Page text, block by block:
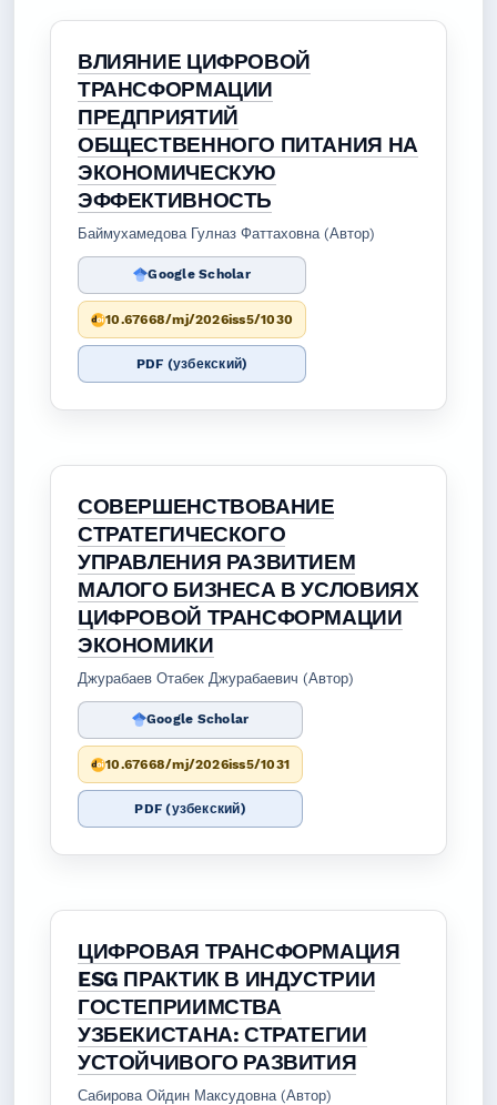
ВЛИЯНИЕ ЦИФРОВОЙ
ТРАНСФОРМАЦИИ
ПРЕДПРИЯТИЙ
ОБЩЕСТВЕННОГО ПИТАНИЯ НА
ЭКОНОМИЧЕСКУЮ
ЭФФЕКТИВНОСТЬ
Баймухамедова Гулназ Фаттаховна (Автор)
Google Scholar
10.67668/mj/2026iss5/1030
PDF (узбекский)
СОВЕРШЕНСТВОВАНИЕ
СТРАТЕГИЧЕСКОГО
УПРАВЛЕНИЯ РАЗВИТИЕМ
МАЛОГО БИЗНЕСА В УСЛОВИЯХ
ЦИФРОВОЙ ТРАНСФОРМАЦИИ
ЭКОНОМИКИ
Джурабаев Отабек Джурабаевич (Автор)
Google Scholar
10.67668/mj/2026iss5/1031
PDF (узбекский)
ЦИФРОВАЯ ТРАНСФОРМАЦИЯ
ESG ПРАКТИК В ИНДУСТРИИ
ГОСТЕПРИИМСТВА
УЗБЕКИСТАНА: СТРАТЕГИИ
УСТОЙЧИВОГО РАЗВИТИЯ
Сабирова Ойдин Максудовна (Автор)